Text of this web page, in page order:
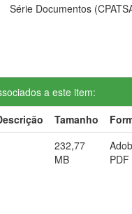
Série Documentos
a este item:
Tamanho
232,77
MB
PDF